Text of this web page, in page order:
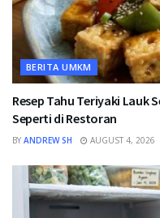
BERITA UMKM
Resep Tahu Teriyaki Lauk
Seperti di Restoran
BY ANDREW SH AUGUST 4, 2026